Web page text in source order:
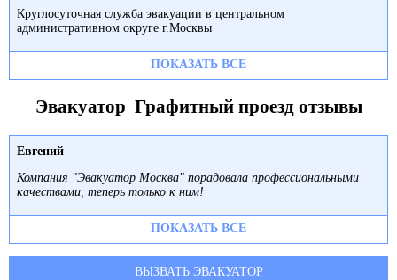
Круглосуточная служба эвакуации в центральном
административном округе г.Москвы
ПОКАЗАТЬ ВСЕ
Эвакуатор Графитный проезд отзывы
Евгений
Компания "Эвакуатор Москва" порадовала профессиональными
качествами, теперь только к ним!
ПОКАЗАТЬ ВСЕ
ВЫЗВАТЬ ЭВАКУАТОР